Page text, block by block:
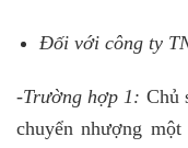
Đối với công ty
-Trường hợp 1: Chủ
chuyển nhượng